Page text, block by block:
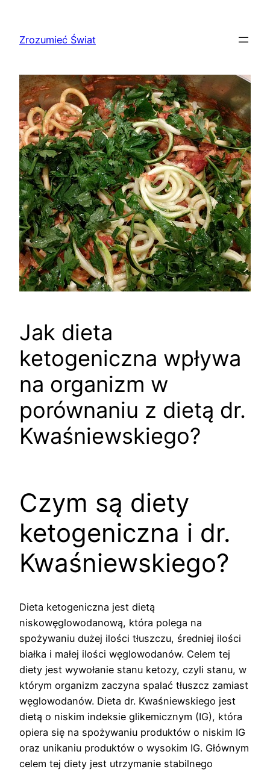
treściZrozumieć Świat
Jak dieta
ketogeniczna wpływa
na organizm w
porównaniu z dietą dr.
Kwaśniewskiego?
Czym są diety
ketogeniczna i dr.
Kwaśniewskiego?
Dieta ketogeniczna jest dietą
niskowęglowodanową, która polega na
spożywaniu dużej ilości tłuszczu, średniej ilości
białka i małej ilości węglowodanów. Celem tej
diety jest wywołanie stanu ketozy, czyli stanu, w
którym organizm zaczyna spalać tłuszcz zamiast
węglowodanów. Dieta dr. Kwaśniewskiego jest
dietą o niskim indeksie glikemicznym (IG), która
opiera się na spożywaniu produktów o niskim IG
oraz unikaniu produktów o wysokim IG. Głównym
celem tej diety jest utrzymanie stabilnego